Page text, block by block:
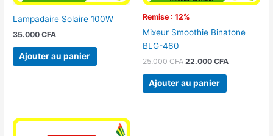
Lampadaire Solaire 100W
35.000CFA
Ajouter au panier
Remise : 12%
Mixeur Smoothie Binatone
BLG-460
25.000CFA 22.000 CFA
Ajouter au panier